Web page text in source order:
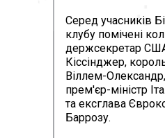
Серед учасників
клубу помічені
держсекретар
Кіссінджер,
Віллем-
прем'єр-міністр
та ексглава
Баррозу.